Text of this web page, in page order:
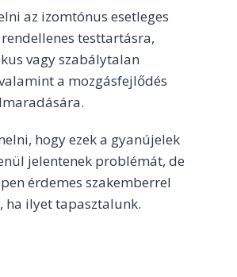
az izomtónus esetleges
testtartásra,
vagy szabálytalan
a mozgásfejlődés
hogy ezek a gyanújelek
jelentenek problémát, de
érdemes szakemberrel
ha ilyet tapasztalunk.